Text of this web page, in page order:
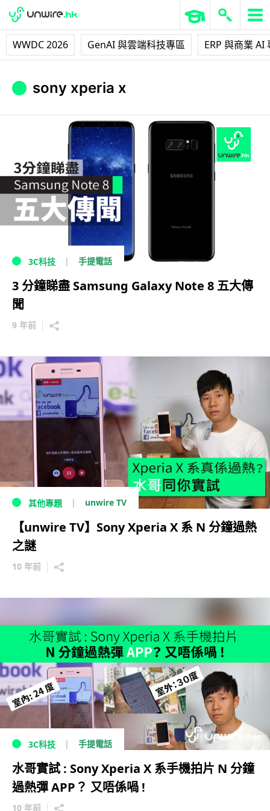
WWDC 2026 GenAI 與雲端科技專區 ERP 與商業 AI
sony xperia x
3C科技 手提電話
3 分鐘睇盡 Samsung Galaxy Note 8 五大傳
聞
9 年前
其他專題 unwire TV
【unwire TV】Sony Xperia X 系 N 分鐘過熱
之謎
10 年前
3C科技 手提電話
水哥實試 : Sony Xperia X 系手機拍片 N 分鐘
過熱彈 APP？ 又唔係喎 !
10 年前